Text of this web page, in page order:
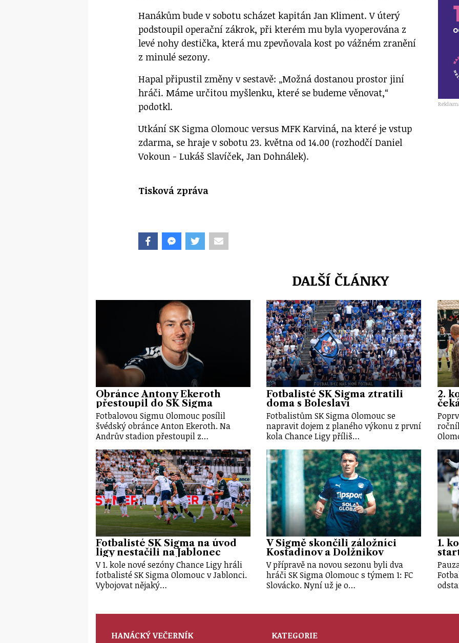
Hanákům bude v sobotu scházet kapitán Jan Kliment. V úterý
podstoupil operační zákrok, při kterém mu byla vyoperována z
levé nohy destička, která mu zpevňovala kost po vážném zranění
z minulé sezony.
Hapal připustil změny v sestavě: „Možná dostanou prostor jiní
hráči. Máme určitou myšlenku, které se budeme věnovat,“
podotkl.
Utkání SK Sigma Olomouc versus MFK Karviná, na které je vstup
zdarma, se hraje v sobotu 23. května od 14.00 (rozhodčí Daniel
Vokoun - Lukáš Slavíček, Jan Dohnálek).
Tisková zpráva
DALŠÍ ČLÁNKY
Obránce Antony Ekeroth
přestoupil do SK Sigma
Fotbalovou Sigmu Olomouc posílil
švédský obránce Anton Ekeroth. Na
Andrův stadion přestoupil z…
Fotbalisté SK Sigma ztratili
doma s Boleslaví
Fotbalistům SK Sigma Olomouc se
napravit dojem z planého výkonu z první
kola Chance Ligy příliš…
2.
Fotbalisté SK Sigma na úvod
ligy nestačili na Jablonec
V 1. kole nové sezóny Chance Ligy hráli
fotbalisté SK Sigma Olomouc v Jablonci.
Vybojovat nějaký…
V Sigmě skončili záložníci
Kostadinov a Dolžnikov
V přípravě na novou sezonu byli dva
hráči SK Sigma Olomouc s týmem 1: FC
Slovácko. Nyní už je o…
1.
HANÁCKÝ VEČERNÍK KATEGORIE